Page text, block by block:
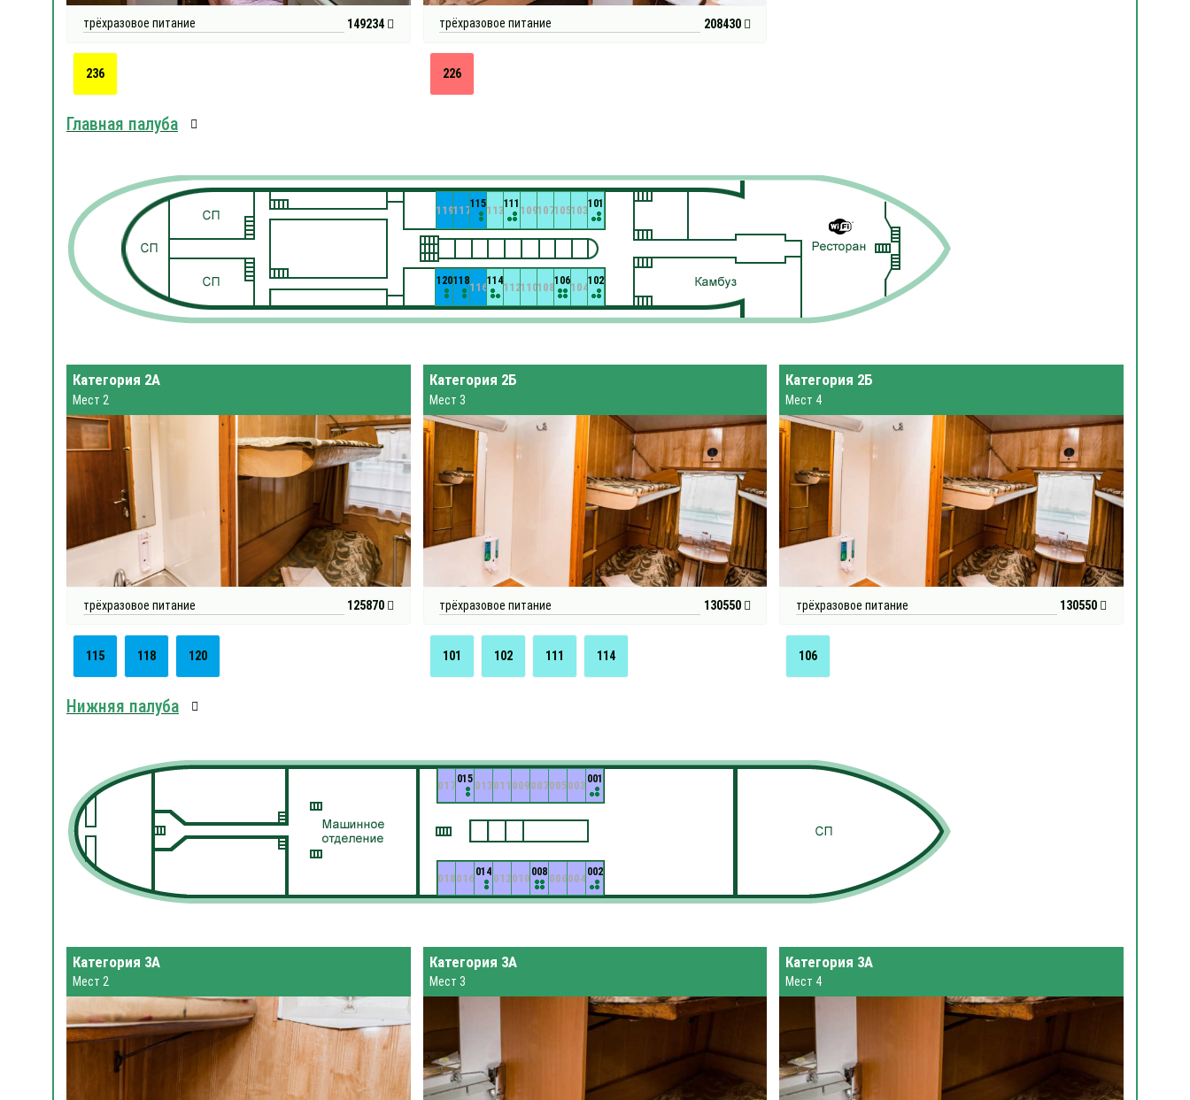
трёхразовое питание 149234
236
трёхразовое питание 208430
226
Главная палуба
101
102
103
104
105
106
107
108
109
110
111
112
113
114
115
116
117
118
119
120
Категория 2А
Мест 2
трёхразовое питание 125870
115 118 120
Категория 2Б
Мест 3
трёхразовое питание 130550
101 102 111 114
Категория 2Б
Мест 4
трёхразовое питание 130550
106
Нижняя палуба
001
002
003
004
005
006
007
008
009
010
011
012
013
014
015
016
017
018
Категория 3А
Мест 2
Категория 3А
Мест 3
Категория 3А
Мест 4